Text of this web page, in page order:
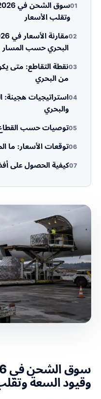
01
وتقلب الأسعار
02
البحري حسب المسار
03نقطة التقاطع: متى
من البحري
04استراتيجيات هجينة:
والبحري
05توصيات حسب
06توقعات الأسعار: ما
07كيفية الحصول على
وقيود السعة